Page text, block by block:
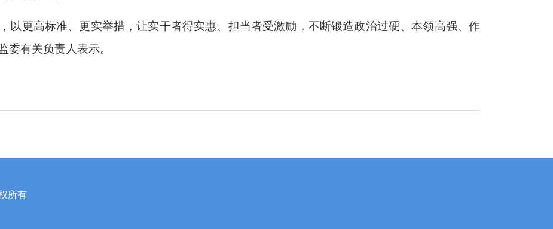
以更高标准、更实举措，让实干者得实惠、担当者受激励，不断锻造政治过硬、本领高强、作
委有关负责人表示。
所有